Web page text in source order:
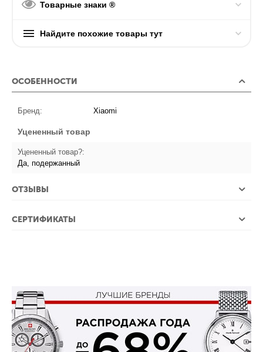
Товарные знаки ®
Найдите похожие товары тут
ОСОБЕННОСТИ
Бренд: Xiaomi
Уцененный товар
Уцененный товар?:
Да, подержанный
ОТЗЫВЫ
СЕРТИФИКАТЫ